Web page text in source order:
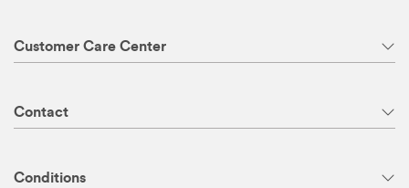
Customer Care Center
Contact
Conditions